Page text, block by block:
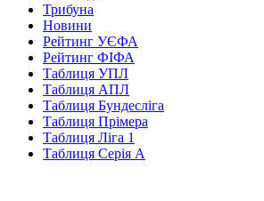
Трибуна
Новини
Рейтинг УЄФА
Рейтинг ФІФА
Таблиця УПЛ
Таблиця АПЛ
Таблиця Бундесліга
Таблиця Прімера
Таблиця Ліга 1
Таблиця Серія А